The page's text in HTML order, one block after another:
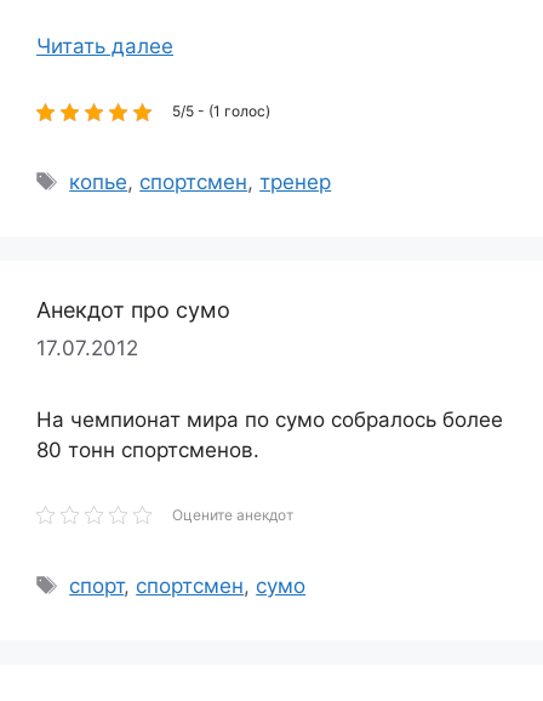
Читать далее
5/5 - (1 голос)
Метки
копье, спортсмен,тренер
Анекдот про сумо
17.07.2012
На чемпионат мира по сумо собралось более
80 тонн спортсменов.
Оцените анекдот
Метки
спорт, спортсмен, сумо